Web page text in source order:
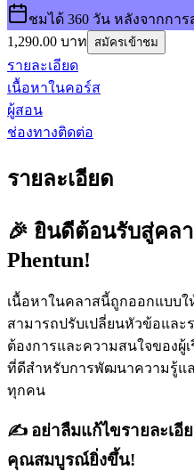
ชมได้ 360 วัน หลังจากกา
1,290.00 บาท สมัครเข้าชม
รายละเอียด
เนื้อหาในคอร์ส
ผู้สอน
ช่องทางติดต่อ
รายละเอียด
🎉 ยินดีต้อนรับสู่คล
Phentun!
เนื้อหาในคลาสนี้ถูกออกแบบ
สามารถปรับเปลี่ยนหัวข้อและ
ต้องการและความสนใจของผู้
ที่ดีสำหรับการพัฒนาความรู้แ
ทุกคน
✍️ อย่าลืมแก้ไขรายละเอี
คุณสมบูรณ์ยิ่งขึ้น!